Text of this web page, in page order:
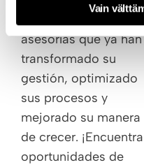
Vain
asesorías que ya han
transformado su
gestión, optimizado
sus procesos y
mejorado su manera
de crecer. ¡Encuentra
oportunidades de